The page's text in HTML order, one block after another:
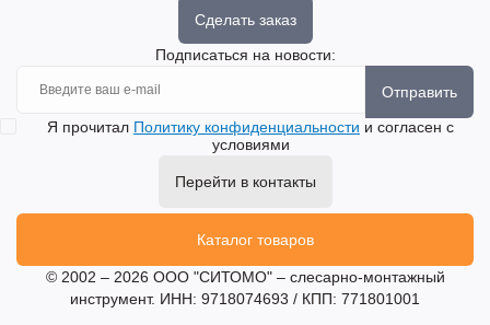
Сделать заказ
Подписаться на новости:
Отправить
Я прочитал Политику конфиденциальности и согласен с
условиями
Перейти в контакты
Каталог товаров
© 2002 – 2026 ООО "СИТОМО" – слесарно-монтажный
инструмент. ИНН: 9718074693 / КПП: 771801001